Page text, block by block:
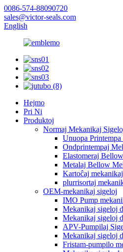
0086-574-88090720
sales@victor-seals.com
English
Hejmo
Pri Ni
Produktoj
Normaj Mekanikaj
Unuopa
Ondprintempaj
Elastomeraj
Metalaj Bellow
Kartoĉaj
plurrisortaj
OEM-mekanikaj sigeloj
IMO Pump
Mekanikaj sigeloj
Mekanikaj sigeloj
APV-Pumpilaj
Mekanikaj sigeloj
Fristam-pumpilo